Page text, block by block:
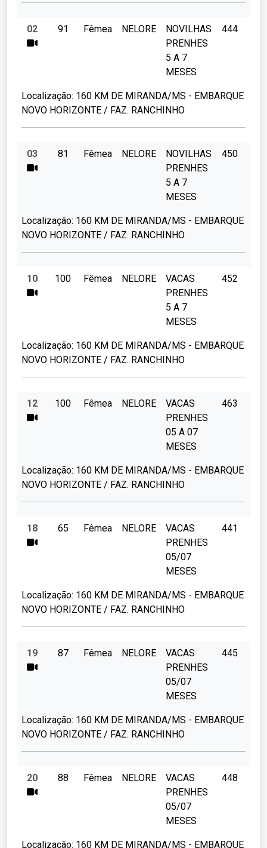
02 91 Fêmea NELORE
NOVILHAS
PRENHES
5 A 7
MESES
444
Localização: 160 KM DE MIRANDA/MS - EMBARQUE
NOVO HORIZONTE / FAZ. RANCHINHO
03 81 Fêmea NELORE
NOVILHAS
PRENHES
5 A 7
MESES
450
Localização: 160 KM DE MIRANDA/MS - EMBARQUE
NOVO HORIZONTE / FAZ. RANCHINHO
10 100 Fêmea NELORE
VACAS
PRENHES
5 A 7
MESES
452
Localização: 160 KM DE MIRANDA/MS - EMBARQUE
NOVO HORIZONTE / FAZ. RANCHINHO
12 100 Fêmea NELORE
VACAS
PRENHES
05 A 07
MESES
463
Localização: 160 KM DE MIRANDA/MS - EMBARQUE
NOVO HORIZONTE / FAZ. RANCHINHO
18 65 Fêmea NELORE
VACAS
PRENHES
05/07
MESES
441
Localização: 160 KM DE MIRANDA/MS - EMBARQUE
NOVO HORIZONTE / FAZ. RANCHINHO
19 87 Fêmea NELORE
VACAS
PRENHES
05/07
MESES
445
Localização: 160 KM DE MIRANDA/MS - EMBARQUE
NOVO HORIZONTE / FAZ. RANCHINHO
20 88 Fêmea NELORE
VACAS
PRENHES
05/07
MESES
448
Localização: 160 KM DE MIRANDA/MS - EMBARQUE